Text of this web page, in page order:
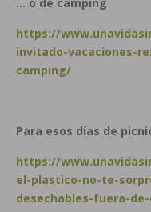
https://
invitado-vacaciones-
camping/
Para esos días de
https://
el-plastico-no-te-
desechables-fuera-